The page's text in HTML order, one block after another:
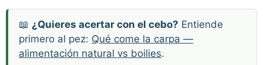
📖 ¿Quieres acertar con el cebo? Entiende
primero al pez: Qué come la carpa —
alimentación natural vs boilies.